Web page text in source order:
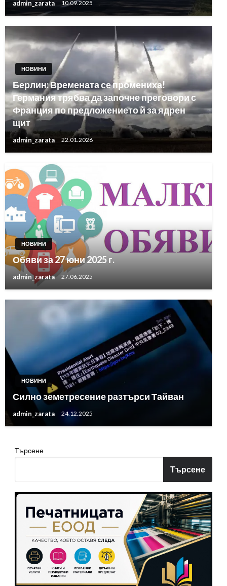
admin_zarata 10.09.2025
НОВИНИ
Берлин: Времената се промениха!
Германия трябва да започне преговори с
Франция по предложението ѝ за ядрен
щит
admin_zarata 22.01.2026
НОВИНИ
Обяви за 27 юни 2025 г.
admin_zarata 27.06.2025
НОВИНИ
Силно земетресение разтърси Тайван
admin_zarata 24.12.2025
Търсене
Търсене